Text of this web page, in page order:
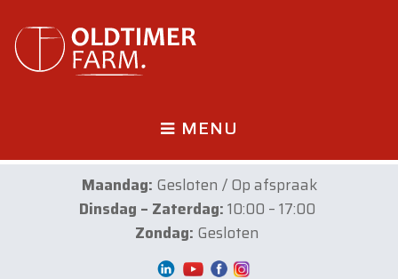
MENU
Maandag: Gesloten / Op afspraak
Dinsdag – Zaterdag:10:00 – 17:00
Zondag: Gesloten